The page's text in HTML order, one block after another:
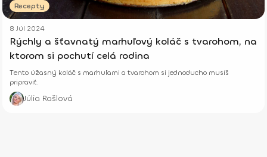
Recepty
8 Júl 2024
Rýchly a šťavnatý marhuľový koláč s tvarohom, na
ktorom si pochutí celá rodina
Tento úžasný koláč s marhuľami a tvarohom si jednoducho musíš
pripraviť.
Júlia Rašlová